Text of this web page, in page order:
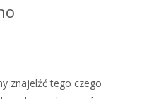
znajelźć tego czego